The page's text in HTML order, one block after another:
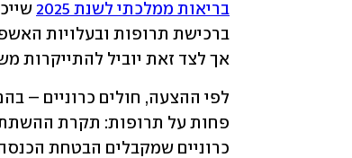
בריאות ממלכתי לשנת 2025
אך לצד זאת יוביל להתייקרות